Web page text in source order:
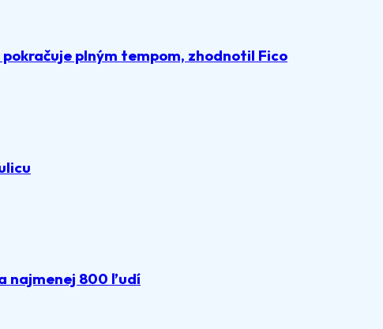
plným tempom, zhodnotil Fico
najmenej 800 ľudí